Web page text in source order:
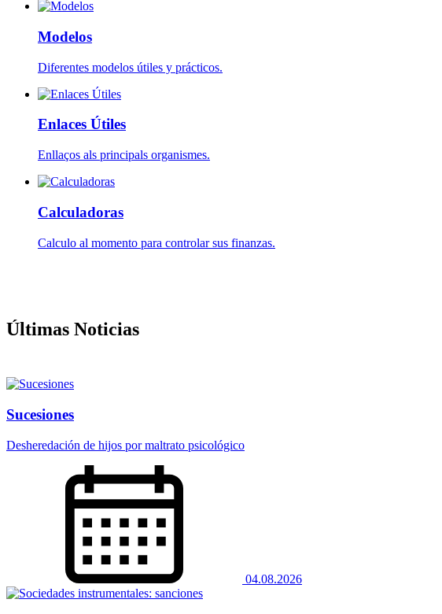
Modelos
Diferentes modelos útiles y prácticos.
Enlaces Útiles
Enllaços als principals organismes.
Calculadoras
Calculo al momento para controlar sus finanzas.
Últimas Noticias
Sucesiones
Desheredación de hijos por maltrato psicológico
04.08.2026